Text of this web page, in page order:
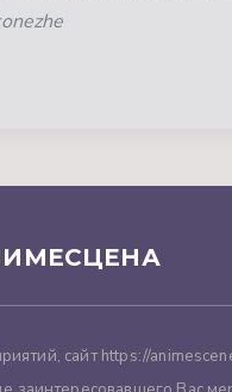
сайт https://